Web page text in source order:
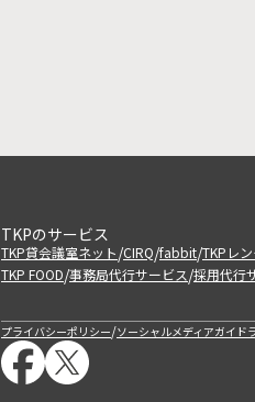
TKPのサービス
TKP貸会議室ネット/CIRQ/fabbit/TKPレ
TKP FOOD/事務局代行サービス/採用代行
プライバシーポリシー/ソーシャルメディアガイド